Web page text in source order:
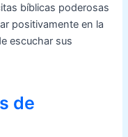
bíblicas poderosas
positivamente en la
escuchar sus
de